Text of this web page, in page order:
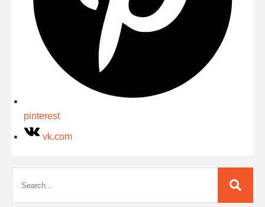
pinterest
vk.com